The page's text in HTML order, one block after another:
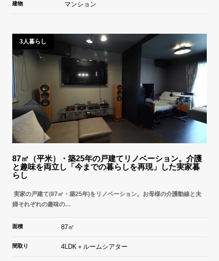
建物 マンション
3人暮らし
87㎡（平米）・築25年の戸建てリノベーション。介護
と趣味を両立し「今までの暮らしを再現」した実家暮
らし
実家の戸建て(87㎡・築25年)をリノベーション。お母様の介護動線と夫
婦それぞれの趣味の…
面積 87㎡
間取り 4LDK＋ルームシアター